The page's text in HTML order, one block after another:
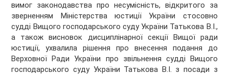
вимог законодавства про несумісність, відкритого за
зверненням Міністерства юстиції України стосовно
судді Вищого господарського суду України Татькова В.І.,
а також висновок дисциплінарної секції Вищої ради
юстиції, ухвалила рішення про внесення подання до
Верховної Ради України про звільнення судді Вищого
господарського суду України Татькова В.І. з посади з